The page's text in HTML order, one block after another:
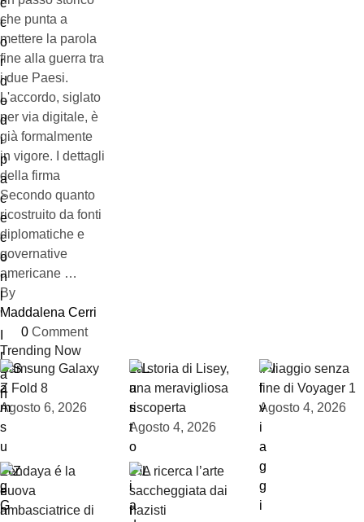
che punta a
mettere la parola
fine alla guerra tra
i due Paesi.
L'accordo, siglato
per via digitale, è
già formalmente
in vigore. I dettagli
della firma
Secondo quanto
ricostruito da fonti
diplomatiche e
governative
americane …
By
Maddalena Cerri
0 Comment
Trending Now
Samsung Galaxy
Z Fold 8
Agosto 6, 2026
La storia di Lisey,
una meravigliosa
riscoperta
Agosto 4, 2026
Il viaggio senza
fine di Voyager 1
Agosto 4, 2026
Zendaya é la
nuova
ambasciatrice di
L’IA ricerca l’arte
saccheggiata dai
nazisti